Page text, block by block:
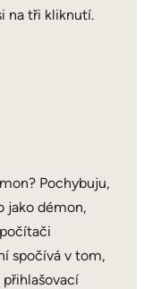
na tři kliknutí.
Pochybuju,
jako démon,
spočívá v tom,